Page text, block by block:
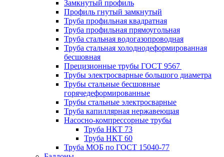
Замкнутый профиль
Профиль гнутый замкнутый
Труба профильная квадратная
Труба профильная прямоугольная
Труба стальная водогазопроводная
Труба стальная холоднодеформированная
бесшовная
Прецизионные трубы ГОСТ 9567
Трубы электросварные большого диаметра
Трубы стальные бесшовные
горячедеформированные
Трубы стальные электросварные
Труба капиллярная нержавеющая
Насосно-компрессорные трубы
Труба НКТ 73
Труба НКТ 60
Труба МОБ по ГОСТ 15040-77